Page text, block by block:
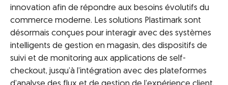
innovation afin de répondre aux besoins évolutifs du
commerce moderne. Les solutions Plastimark sont
désormais conçues pour interagir avec des systèmes
intelligents de gestion en magasin, des dispositifs de
suivi et de monitoring aux applications de self-
checkout, jusqu’à l’intégration avec des plateformes